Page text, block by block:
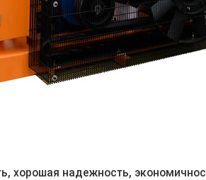
хорошая надежность,